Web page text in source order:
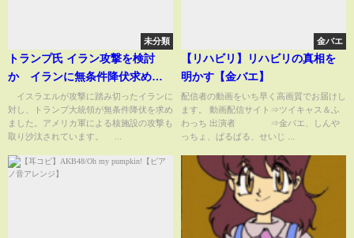
未分類
トランプ氏 イラン攻撃を検討
か イランに無条件降伏求める
(2025年6月18日)
イスラエルが攻撃に踏み切ったイランに
対し、トランプ大統領が無条件降伏を求め
ました。アメリカ軍による核施設の攻撃も
取り沙汰されています。 ...
金バエ
【リハビリ】リハビリの真相を
明かす【金バエ】
配信者の動画をいち早く高画質でお届けし
ます。 動画配信サイト⇒ツイキャス＆ふ
わっち 出演者 ⇒金バエ、しんや
っちょ、ぱるぱる、せいじ ...